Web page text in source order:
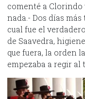
comenté a Clorindo
nada.- Dos días
cual fue el
de Saavedra,
que fuera, la orden
empezaba a regir al